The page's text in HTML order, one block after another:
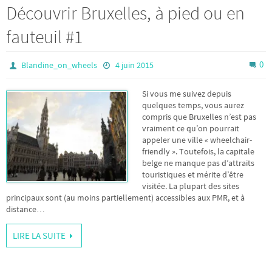
Découvrir Bruxelles, à pied ou en
fauteuil #1
Blandine_on_wheels 4 juin 2015 0
Si vous me suivez depuis
quelques temps, vous aurez
compris que Bruxelles n’est pas
vraiment ce qu’on pourrait
appeler une ville « wheelchair-
friendly ». Toutefois, la capitale
belge ne manque pas d’attraits
touristiques et mérite d’être
visitée. La plupart des sites
principaux sont (au moins partiellement) accessibles aux PMR, et à
distance…
LIRE LA SUITE